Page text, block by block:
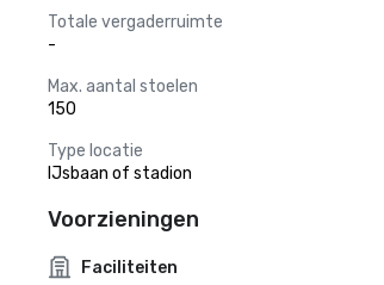
Totale vergaderruimte
-
Max. aantal stoelen
150
Type locatie
IJsbaan of stadion
Voorzieningen
Faciliteiten